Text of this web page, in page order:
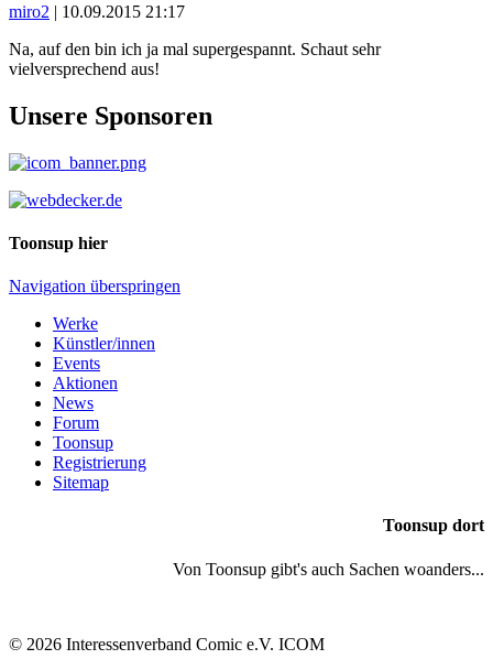
miro2 | 10.09.2015 21:17
Na, auf den bin ich ja mal supergespannt. Schaut sehr
vielversprechend aus!
Unsere Sponsoren
Toonsup hier
Navigation überspringen
Werke
Künstler/innen
Events
Aktionen
News
Forum
Toonsup
Registrierung
Sitemap
Toonsup dort
Von Toonsup gibt's auch Sachen woanders...
© 2026 Interessenverband Comic e.V. ICOM